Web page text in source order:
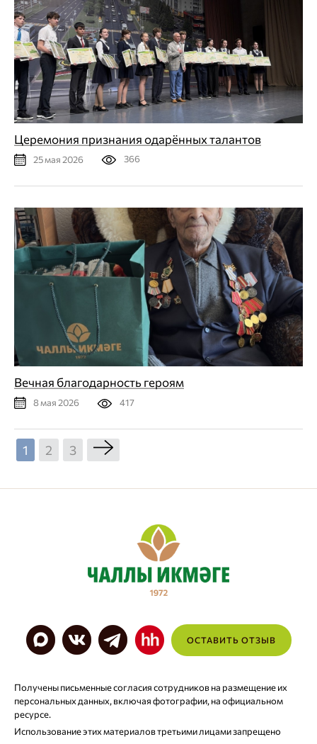
Церемония признания одарённых талантов
25 мая 2026 366
Вечная благодарность героям
8 мая 2026 417
1 2 3
ОСТАВИТЬ ОТЗЫВ
Получены письменные согласия сотрудников на размещение их
персональных данных, включая фотографии, на официальном
ресурсе.
Использование этих материалов третьими лицами запрещено